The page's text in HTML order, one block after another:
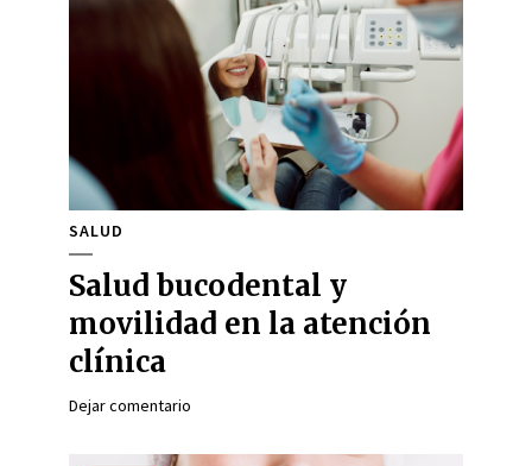
SALUD
Salud bucodental y
movilidad en la atención
clínica
Dejar comentario